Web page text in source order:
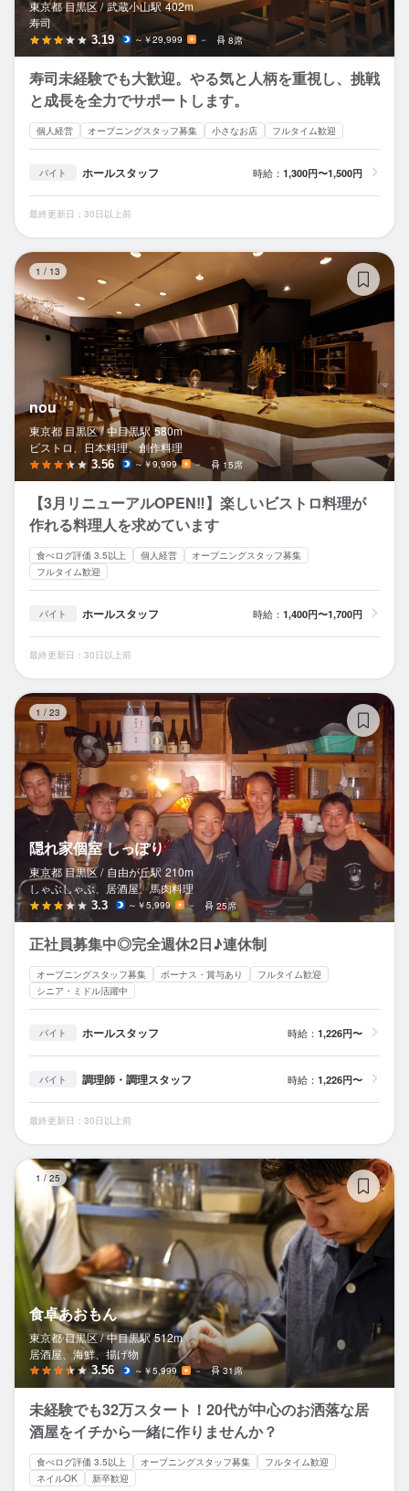
東京都 目黒区 / 武蔵小山駅 402m
寿司
3.19 ～￥29,999 － 8席
寿司未経験でも大歓迎。やる気と人柄を重視し、挑戦
と成長を全力でサポートします。
個人経営 オープニングスタッフ募集 小さなお店 フルタイム歓迎
バイト ホールスタッフ 時給： 1,300円〜1,500円
最終更新日：30日以上前
1 / 13
nou
東京都 目黒区 / 中目黒駅 580m
ビストロ、日本料理、創作料理
3.56 ～￥9,999 － 15席
【3月リニューアルOPEN‼︎】楽しいビストロ料理が
作れる料理人を求めています
食べログ評価 3.5以上 個人経営
オープニングスタッフ募集
フルタイム歓迎
バイト ホールスタッフ 時給： 1,400円〜1,700円
最終更新日：30日以上前
1 / 23
隠れ家個室 しっぽり
東京都 目黒区 / 自由が丘駅 210m
しゃぶしゃぶ、居酒屋、馬肉料理
3.3 ～￥5,999 － 25席
正社員募集中◎完全週休2日♪連休制
オープニングスタッフ募集 ボーナス・賞与あり
フルタイム歓迎
シニア・ミドル活躍中
バイト ホールスタッフ 時給： 1,226円〜
バイト 調理師・調理スタッフ 時給： 1,226円〜
最終更新日：30日以上前
1 / 25
食卓あおもん
東京都 目黒区 / 中目黒駅 512m
居酒屋、海鮮、揚げ物
3.56 ～￥5,999 － 31席
未経験でも32万スタート！20代が中心のお洒落な居
酒屋をイチから一緒に作りませんか？
食べログ評価 3.5以上 オープニングスタッフ募集
フルタイム歓迎
ネイルOK
新卒歓迎